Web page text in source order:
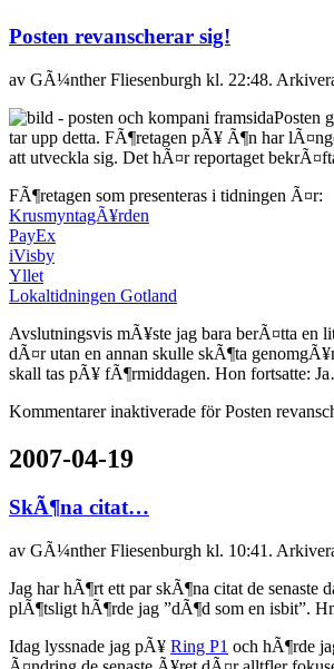
Posten revanscherar sig!
av GÃ¼nther Fliesenburgh kl. 22:48.
Posten
tar upp detta. FÃ¶retagen pÃ¥ Ã¶n har
att utveckla sig. Det hÃ¤r reportaget
FÃ¶retagen som presenteras i tidningen Ã¤r:
KrusmyntagÃ¥rden
PayEx
iVisby
Yllet
Lokaltidningen Gotland
Avslutningsvis mÃ¥ste jag bara berÃ¤tta en
dÃ¤r utan en annan skulle skÃ¶ta
skall tas pÃ¥ fÃ¶rmiddagen. Hon fortsatte:
Kommentarer inaktiverade för Posten
2007-04-19
SkÃ¶na citat…
av GÃ¼nther Fliesenburgh kl. 10:41.
Jag har hÃ¶rt ett par skÃ¶na citat de
plÃ¶tsligt hÃ¶rde jag ”dÃ¶d som en isbit”.
Idag lyssnade jag pÃ¥ Ring P1 och hÃ¶rde